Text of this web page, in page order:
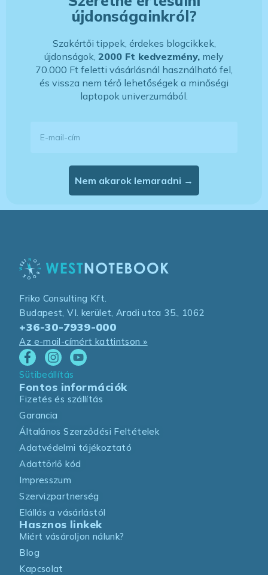
újdonságainkról?
Szakértői tippek, érdekes blogcikkek,
újdonságok, 2000 Ft kedvezmény, mely
70.000 Ft feletti vásárlásnál használható fel,
és vissza nem térő lehetőségek a minőségi
laptopok univerzumából.
Nem akarok lemaradni →
Friko Consulting Kft.
Budapest, VI. kerület, Aradi utca 35., 1062
+36-30-7939-000
Az e-mail-címért kattintson »
Sütibeállítás
Fontos információk
Fizetés és szállítás
Garancia
Általános Szerződési Feltételek
Adatvédelmi tájékoztató
Adattörlő kód
Impresszum
Szervizpartnerség
Elállás a vásárlástól
Hasznos linkek
Miért vásároljon nálunk?
Blog
Kapcsolat